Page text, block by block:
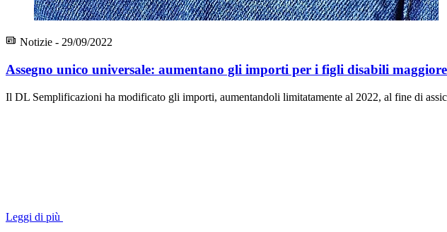
Notizie - 29/09/2022
Assegno unico universale: aumentano gli importi per i figli disabili
Il DL Semplificazioni ha modificato gli importi, aumentandoli limitatamente al 2022, al fine di
Leggi di più